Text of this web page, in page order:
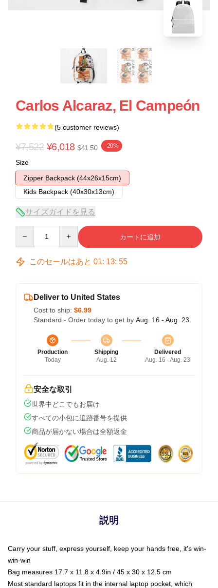
Carlos Alcaraz, El Campeón
(5 customer reviews)
¥7,522 ¥6,018 $41.50 -20%
Size
Zipper Backpack (44x26x15cm)
Kids Backpack (40x30x13cm)
サイズガイドを見る
カートに追加
このセールはあと 01: 13: 54
Deliver to United States
Cost to ship: $6.99
Standard - Order today to get by Aug. 16 - Aug. 23
Production
Today
Shipping
Aug. 12
Delivered
Aug. 16 - Aug. 23
安全な取引
世界中どこでもお届け
すべての小包に追跡番号を提供
商品が届かない場合は全額返金
説明
Carry your stuff, express yourself, keep your hands free, it's win-
win-win
Bag measures 17.7 x 11.8 x 4.9in / 45 x 30 x 12.5 cm
Most standard laptops fit in the internal laptop pocket, which